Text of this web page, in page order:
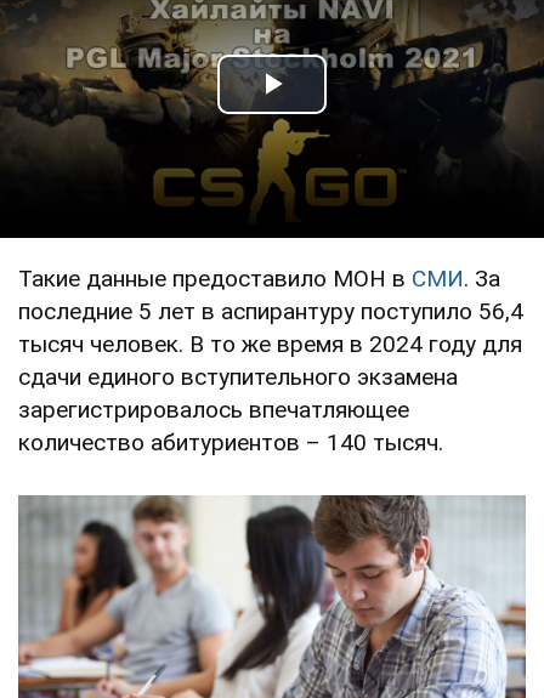
Play Video
Такие данные предоставило МОН в СМИ. За
последние 5 лет в аспирантуру поступило 56,4
тысяч человек. В то же время в 2024 году для
сдачи единого вступительного экзамена
зарегистрировалось впечатляющее
количество абитуриентов – 140 тысяч.